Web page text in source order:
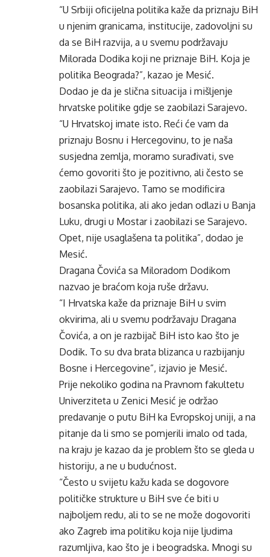
“U Srbiji oficijelna politika kaže da priznaju BiH
u njenim granicama, institucije, zadovoljni su
da se BiH razvija, a u svemu podržavaju
Milorada Dodika koji ne priznaje BiH. Koja je
politika Beograda?”, kazao je Mesić.
Dodao je da je slična situacija i mišljenje
hrvatske politike gdje se zaobilazi Sarajevo.
“U Hrvatskoj imate isto. Reći će vam da
priznaju Bosnu i Hercegovinu, to je naša
susjedna zemlja, moramo surađivati, sve
ćemo govoriti što je pozitivno, ali često se
zaobilazi Sarajevo. Tamo se modificira
bosanska politika, ali ako jedan odlazi u Banja
Luku, drugi u Mostar i zaobilazi se Sarajevo.
Opet, nije usaglašena ta politika”, dodao je
Mesić.
Dragana Čovića sa Miloradom Dodikom
nazvao je braćom koja ruše državu.
“I Hrvatska kaže da priznaje BiH u svim
okvirima, ali u svemu podržavaju Dragana
Čovića, a on je razbijač BiH isto kao što je
Dodik. To su dva brata blizanca u razbijanju
Bosne i Hercegovine”, izjavio je Mesić.
Prije nekoliko godina na Pravnom fakultetu
Univerziteta u Zenici Mesić je održao
predavanje o putu BiH ka Evropskoj uniji, a na
pitanje da li smo se pomjerili imalo od tada,
na kraju je kazao da je problem što se gleda u
historiju, a ne u budućnost.
“Često u svijetu kažu kada se dogovore
političke strukture u BiH sve će biti u
najboljem redu, ali to se ne može dogovoriti
ako Zagreb ima politiku koja nije ljudima
razumljiva, kao što je i beogradska. Mnogi su